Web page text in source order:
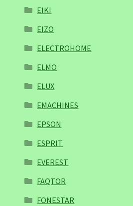
EIKI
EIZO
ELECTROHOME
ELMO
ELUX
EMACHINES
EPSON
ESPRIT
EVEREST
FAQTOR
FONESTAR